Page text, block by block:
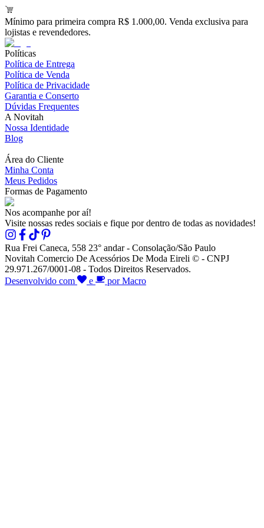
Mínimo para primeira compra R$ 1.000,00. Venda exclusiva para
lojistas e revendedores.
Políticas
Política de Entrega
Política de Venda
Política de Privacidade
Garantia e Conserto
Dúvidas Frequentes
A Novitah
Nossa Identidade
Blog
Área do Cliente
Minha Conta
Meus Pedidos
Formas de Pagamento
Nos acompanhe por aí!
Visite nossas redes sociais e fique por dentro de todas as novidades!
Rua Frei Caneca, 558 23° andar - Consolação/São Paulo
Novitah Comercio De Acessórios De Moda Eireli © - CNPJ
29.971.267/0001-08 - Todos Direitos Reservados.
Desenvolvido com
e por Macro